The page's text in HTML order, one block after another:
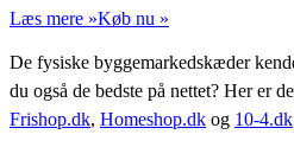
Læs mere »Køb nu »
De fysiske byggemarkedskæder
du også de bedste på nettet? Her er
Frishop.dk, Homeshop.dk og 10-4.dk